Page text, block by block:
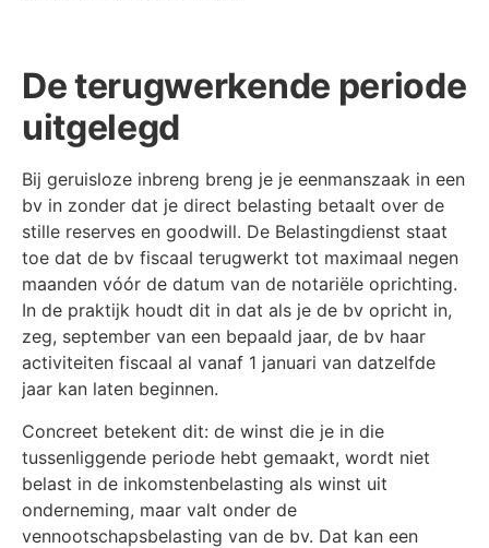
De terugwerkende periode
uitgelegd
Bij geruisloze inbreng breng je je eenmanszaak in een
bv in zonder dat je direct belasting betaalt over de
stille reserves en goodwill. De Belastingdienst staat
toe dat de bv fiscaal terugwerkt tot maximaal negen
maanden vóór de datum van de notariële oprichting.
In de praktijk houdt dit in dat als je de bv opricht in,
zeg, september van een bepaald jaar, de bv haar
activiteiten fiscaal al vanaf 1 januari van datzelfde
jaar kan laten beginnen.
Concreet betekent dit: de winst die je in die
tussenliggende periode hebt gemaakt, wordt niet
belast in de inkomstenbelasting als winst uit
onderneming, maar valt onder de
vennootschapsbelasting van de bv. Dat kan een